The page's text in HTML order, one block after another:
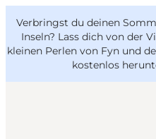
Verbringst du deinen
Inseln? Lass dich von der
kleinen Perlen von Fyn und
kostenlos
VisitFyn
Deutsch